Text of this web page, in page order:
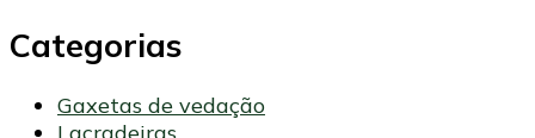
Categorias
Gaxetas de vedação